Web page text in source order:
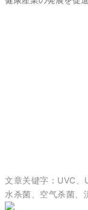
文章关键字： UVC、
水杀菌、空气杀菌、